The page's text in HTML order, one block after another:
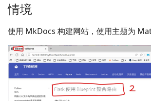
引
擎
任务
压缩
Bash
法安
Vim
构建
django
Flask
pytest
模式
nopo
配置
连接数
Powershell
Sass
XPath
情境
使用 MkDocs 构建网站，使用主题为